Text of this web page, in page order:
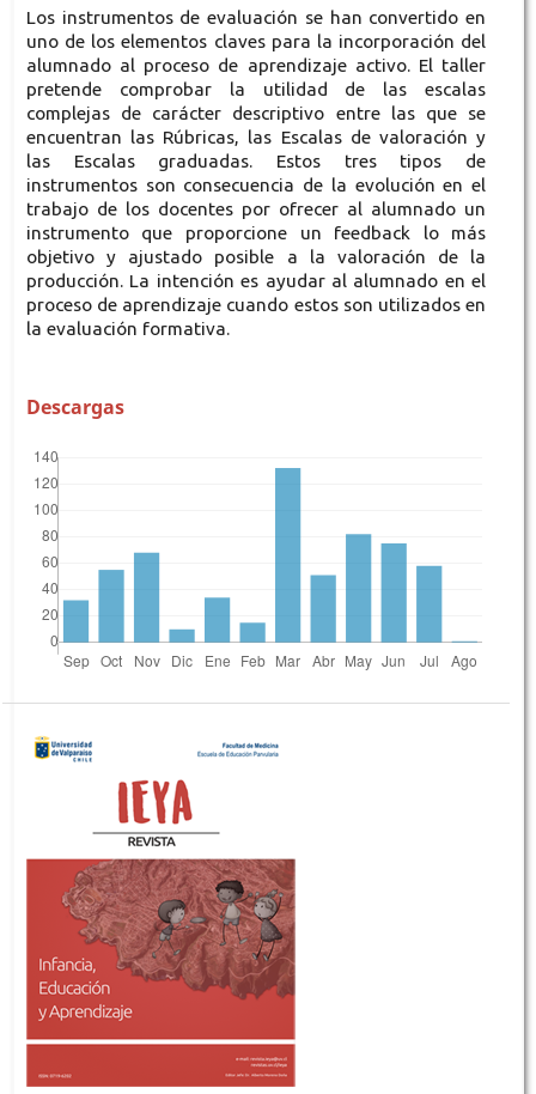
Los instrumentos de evaluación se han convertido en
uno de los elementos claves para la incorporación del
alumnado al proceso de aprendizaje activo. El taller
pretende comprobar la utilidad de las escalas
complejas de carácter descriptivo entre las que se
encuentran las Rúbricas, las Escalas de valoración y
las Escalas graduadas. Estos tres tipos de
instrumentos son consecuencia de la evolución en el
trabajo de los docentes por ofrecer al alumnado un
instrumento que proporcione un feedback lo más
objetivo y ajustado posible a la valoración de la
producción. La intención es ayudar al alumnado en el
proceso de aprendizaje cuando estos son utilizados en
la evaluación formativa.
Descargas